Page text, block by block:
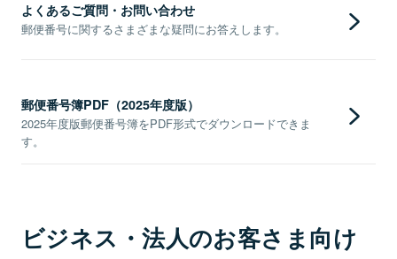
よくあるご質問・お問い合わせ
郵便番号に関するさまざまな疑問にお答えします。
郵便番号簿PDF（2025年度版）
2025年度版郵便番号簿をPDF形式でダウンロードできま
す。
ビジネス・法人のお客さま向け